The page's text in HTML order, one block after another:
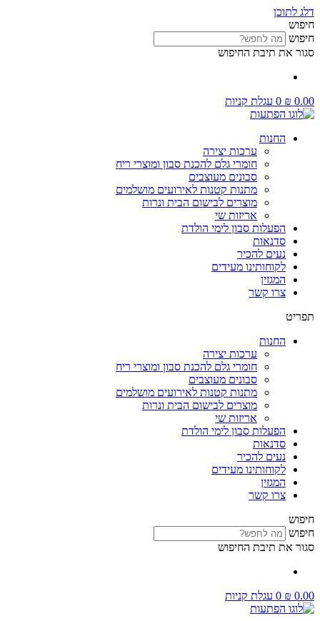
דלג לתוכן
חיפוש
חיפוש
סגור את תיבת החיפוש
₪ 0.00
0 עגלת קניות
החנות
ערכות יצירה
חומרי גלם להכנת סבון ומוצרי ריח
סבונים מעוצבים
מתנות קטנות לאירועים מושלמים
מוצרים לבישום הבית ונרות
אריזות שי
הפעלות סבון לימי הולדת
סדנאות
נעים להכיר
לקוחותינו מעידים
המגזין
צרו קשר
תפריט
החנות
ערכות יצירה
חומרי גלם להכנת סבון ומוצרי ריח
סבונים מעוצבים
מתנות קטנות לאירועים מושלמים
מוצרים לבישום הבית ונרות
אריזות שי
הפעלות סבון לימי הולדת
סדנאות
נעים להכיר
לקוחותינו מעידים
המגזין
צרו קשר
חיפוש
חיפוש
סגור את תיבת החיפוש
₪ 0.00
0 עגלת קניות